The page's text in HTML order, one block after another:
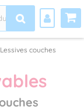
Lessives couches